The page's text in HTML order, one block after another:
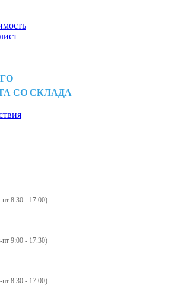
СО СКЛАДА
пт 8.30 - 17.00)
пт 9:00 - 17.30)
пт 8.30 - 17.00)